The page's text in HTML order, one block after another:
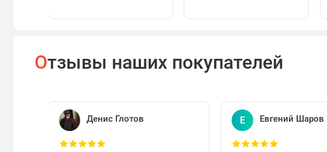
Отзывы наших покупателей
Денис Глотов Е Евгений Шаров